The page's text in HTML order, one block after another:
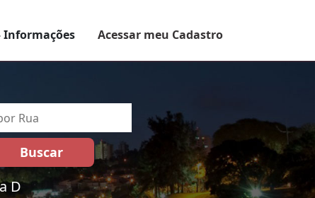
Informações Acessar meu Cadastro
D